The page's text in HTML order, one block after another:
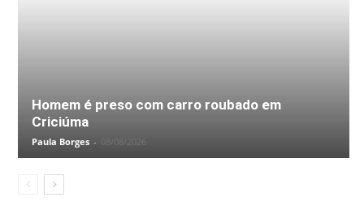
Homem é preso com carro roubado em
Criciúma
Paula Borges - 08/08/2026